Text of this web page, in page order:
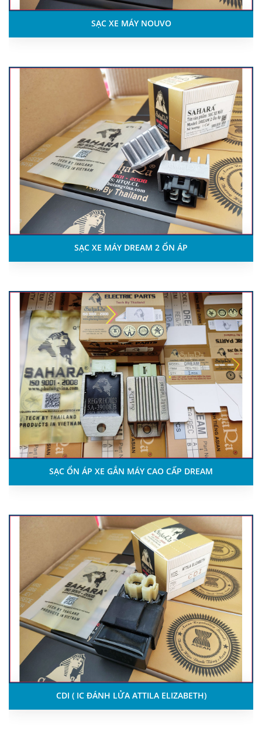
SẠC XE MÁY NOUVO
SẠC XE MÁY DREAM 2 ỔN ÁP
SẠC ỔN ÁP XE GẮN MÁY CAO CẤP DREAM
CDI ( IC ĐÁNH LỬA ATTILA ELIZABETH)